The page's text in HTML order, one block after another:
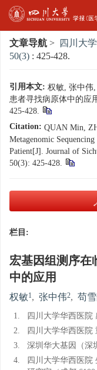
文章导航 > 四川大
50(3) : 425-428.
引用本文: 权敏, 张中伟
患者寻找病原体中的应
425-428.
Citation: QUAN Min,
Metagenomic
Patient[J]. Journal of
50(3): 425-428.
栏目:
宏基因组测序在
中的应用
权敏1, 张中伟2, 苟
1.
四川大学华西医院
2.
四川大学华西医院
3.
深圳华大基因（深
4.
四川大学华西医院